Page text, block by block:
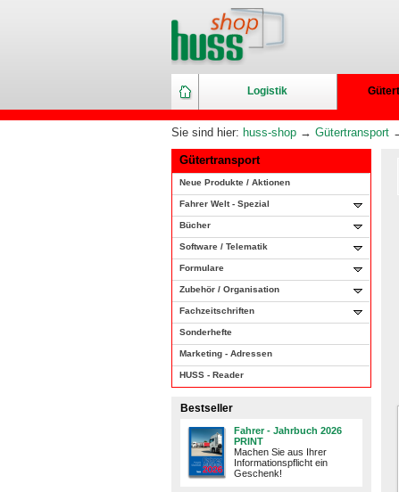
Logistik
Sie sind hier: huss-shop → Gütertransport
Gütertransport
Neue Produkte / Aktionen
Fahrer Welt - Spezial
Bücher
Software / Telematik
Formulare
Zubehör / Organisation
Fachzeitschriften
Sonderhefte
Marketing - Adressen
HUSS - Reader
Bestseller
Fahrer - Jahrbuch 2026
PRINT
Machen Sie aus Ihrer
Informationspflicht ein
Geschenk!